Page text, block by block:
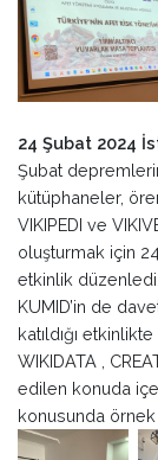
24 Şubat 2024
Şubat
kütüphaneler,
VIKIPEDI ve
oluşturmak için
etkinlik düzenledi.
KUMID’in de
katıldığı
WIKIDATA ,
edilen konuda
konusunda